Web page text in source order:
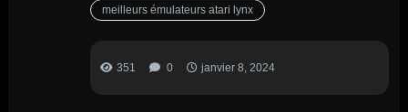
meilleurs émulateurs atari lynx
351 0 janvier 8, 2024